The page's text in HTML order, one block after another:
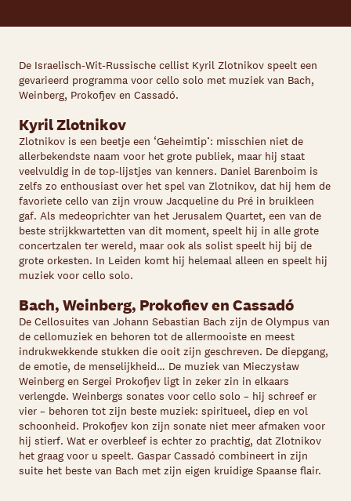
De Israelisch-Wit-Russische cellist Kyril Zlotnikov speelt een
gevarieerd programma voor cello solo met muziek van Bach,
Weinberg, Prokofjev en Cassadó.
Kyril Zlotnikov
Zlotnikov is een beetje een ‘Geheimtip’: misschien niet de
allerbekendste naam voor het grote publiek, maar hij staat
veelvuldig in de top-lijstjes van kenners. Daniel Barenboim is
zelfs zo enthousiast over het spel van Zlotnikov, dat hij hem de
favoriete cello van zijn vrouw Jacqueline du Pré in bruikleen
gaf. Als medeoprichter van het Jerusalem Quartet, een van de
beste strijkkwartetten van dit moment, speelt hij in alle grote
concertzalen ter wereld, maar ook als solist speelt hij bij de
grote orkesten. In Leiden komt hij helemaal alleen en speelt hij
muziek voor cello solo.
Bach, Weinberg, Prokofiev en Cassadó
De Cellosuites van Johann Sebastian Bach zijn de Olympus van
de cellomuziek en behoren tot de allermooiste en meest
indrukwekkende stukken die ooit zijn geschreven. De diepgang,
de emotie, de menselijkheid… De muziek van Mieczysław
Weinberg en Sergei Prokofjev ligt in zeker zin in elkaars
verlengde. Weinbergs sonates voor cello solo – hij schreef er
vier – behoren tot zijn beste muziek: spiritueel, diep en vol
schoonheid. Prokofjev kon zijn sonate niet meer afmaken voor
hij stierf. Wat er overbleef is echter zo prachtig, dat Zlotnikov
het graag voor u speelt. Gaspar Cassadó combineert in zijn
suite het beste van Bach met zijn eigen kruidige Spaanse flair.